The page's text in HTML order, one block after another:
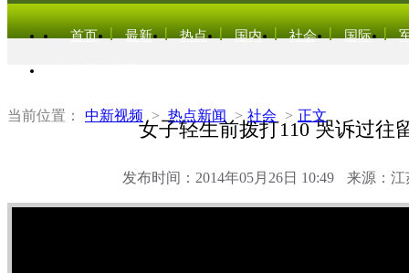
首页 最新 热点 国内 社会 国际
当前位置： 中新视频 > 热点新闻 > 社会 > 正文
女子轻生前拨打110 哭诉过往
发布时间：2014年05月26日 10:49 来源：江